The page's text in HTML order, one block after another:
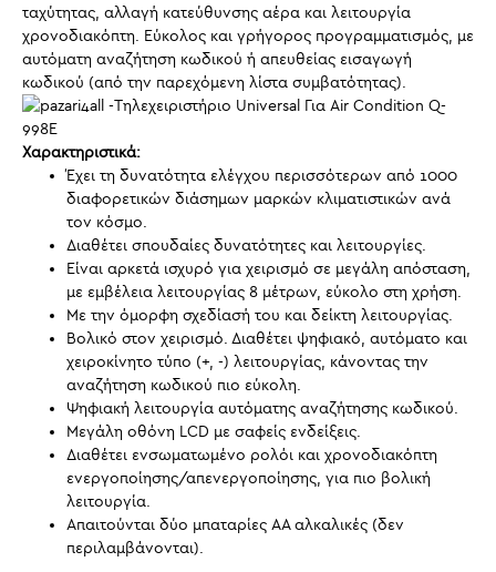
ταχύτητας, αλλαγή κατεύθυνσης αέρα και λειτουργία
χρονοδιακόπτη. Εύκολος και γρήγορος προγραμματισμός, με
αυτόματη αναζήτηση κωδικού ή απευθείας εισαγωγή
κωδικού (από την παρεχόμενη λίστα συμβατότητας).
Χαρακτηριστικά:
Έχει τη δυνατότητα ελέγχου περισσότερων από 1000
διαφορετικών διάσημων μαρκών κλιματιστικών ανά
τον κόσμο.
Διαθέτει σπουδαίες δυνατότητες και λειτουργίες.
Είναι αρκετά ισχυρό για χειρισμό σε μεγάλη απόσταση,
με εμβέλεια λειτουργίας 8 μέτρων, εύκολο στη χρήση.
Με την όμορφη σχεδίασή του και δείκτη λειτουργίας.
Βολικό στον χειρισμό. Διαθέτει ψηφιακό, αυτόματο και
χειροκίνητο τύπο (+, -) λειτουργίας, κάνοντας την
αναζήτηση κωδικού πιο εύκολη.
Ψηφιακή λειτουργία αυτόματης αναζήτησης κωδικού.
Μεγάλη οθόνη LCD με σαφείς ενδείξεις.
Διαθέτει ενσωματωμένο ρολόι και χρονοδιακόπτη
ενεργοποίησης/απενεργοποίησης, για πιο βολική
λειτουργία.
Απαιτούνται δύο μπαταρίες AA αλκαλικές (δεν
περιλαμβάνονται).